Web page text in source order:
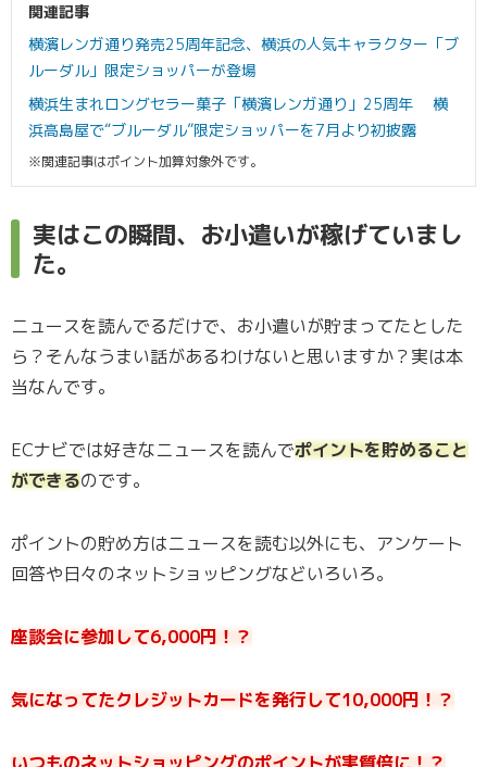
関連記事
横濱レンガ通り発売25周年記念、横浜の人気キャラクター「ブ
ルーダル」限定ショッパーが登場
横浜生まれロングセラー菓子「横濱レンガ通り」25周年 横
浜高島屋で“ブルーダル”限定ショッパーを7月より初披露
※関連記事はポイント加算対象外です。
実はこの瞬間、お小遣いが稼げていまし
た。
ニュースを読んでるだけで、お小遣いが貯まってたとした
ら？そんなうまい話があるわけないと思いますか？実は本
当なんです。
ECナビでは好きなニュースを読んでポイントを貯めること
ができるのです。
ポイントの貯め方はニュースを読む以外にも、アンケート
回答や日々のネットショッピングなどいろいろ。
座談会に参加して6,000円！？
気になってたクレジットカードを発行して10,000円！？